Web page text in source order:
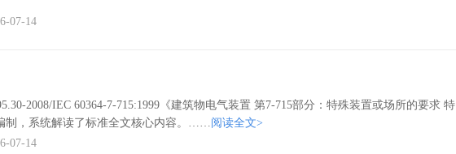
07-14
2008/IEC 60364-7-715:1999《建筑物电气装置 第7-715部分：特殊装置或场所的要求 特
制，系统解读了标准全文核心内容。……阅读全文>
07-14